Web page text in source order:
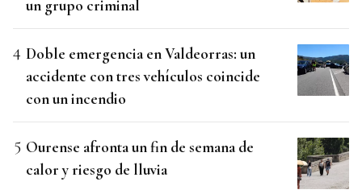
un grupo criminal
Doble emergencia en Valdeorras: un
accidente con tres vehículos coincide
con un incendio
Ourense afronta un fin de semana de
calor y riesgo de lluvia